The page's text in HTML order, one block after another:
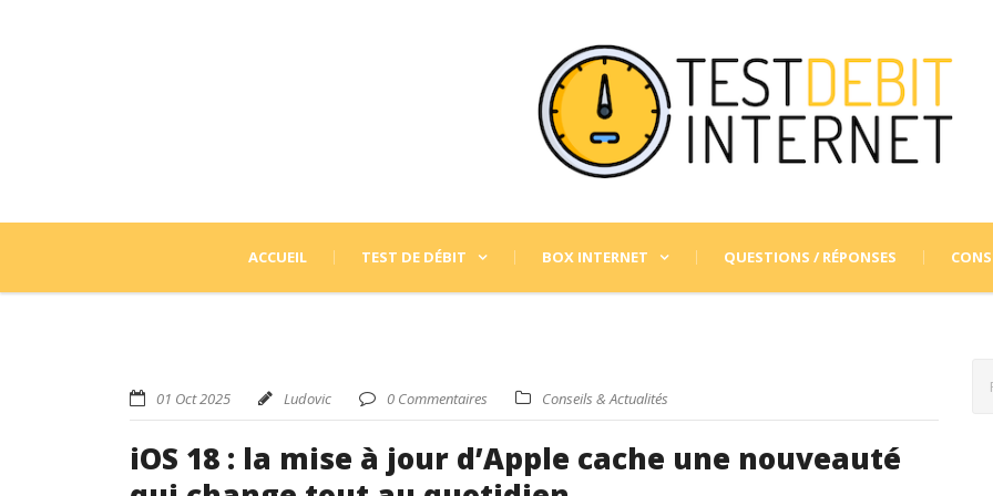
ACCUEIL TEST DE DÉBIT BOX INTERNET QUESTIONS / RÉPONSES
01 Oct 2025 Ludovic 0 Commentaires Conseils & Actualités
iOS 18 : la mise à jour d’Apple cache une nouveauté